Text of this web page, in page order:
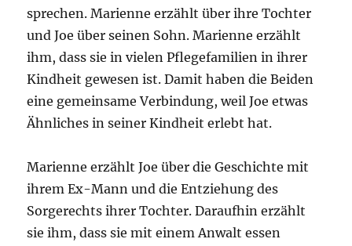
sprechen. Marienne erzählt über ihre Tochter
und Joe über seinen Sohn. Marienne erzählt
ihm, dass sie in vielen Pflegefamilien in ihrer
Kindheit gewesen ist. Damit haben die Beiden
eine gemeinsame Verbindung, weil Joe etwas
Ähnliches in seiner Kindheit erlebt hat.
Marienne erzählt Joe über die Geschichte mit
ihrem Ex-Mann und die Entziehung des
Sorgerechts ihrer Tochter. Daraufhin erzählt
sie ihm, dass sie mit einem Anwalt essen